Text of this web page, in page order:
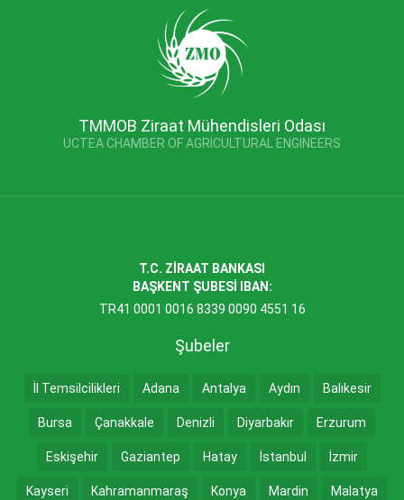
TMMOB Ziraat Mühendisleri Odası
UCTEA CHAMBER OF AGRICULTURAL ENGINEERS
T.C. ZİRAAT BANKASI
BAŞKENT ŞUBESİ IBAN:
TR41 0001 0016 8339 0090 4551 16
Şubeler
İl Temsilcilikleri Adana Antalya Aydın Balıkesir
Bursa Çanakkale Denizli Diyarbakır Erzurum
Eskişehir Gaziantep Hatay İstanbul İzmir
Kayseri Kahramanmaraş Konya Mardin Malatya